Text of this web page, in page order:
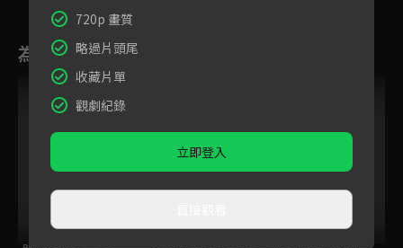
為您推薦
720p 畫質
略過片頭尾
收藏片單
觀劇紀錄
立即登入